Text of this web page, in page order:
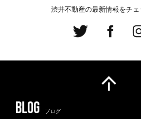
渋井不動産の最新情報をチェ
ブログ